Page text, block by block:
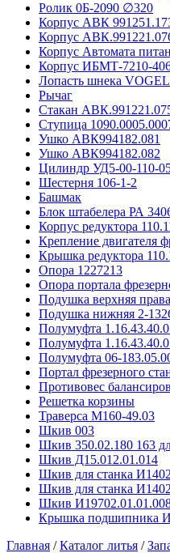
Ролик 0Б-2090 ∅320
Корпус АВК
Корпус
Корпус Автомата
Корпус ИБМТ-7210-
Лопасть шнека
Рычаг
Стакан
Ступица
Ушко АВК994182.081
Ушко АВК994182.082
Цилиндр УД5-00-110-
Шестерня 106-1-2
Башмак
Блок штабелера РА
Корпус редуктора
Крепление двигателя
Крышка редуктора
Опора 1227213
Опора портала
Подушка верхняя
Подушка нижняя 2-
Полумуфта
Полумуфта
Полумуфта 06-
Портал фрезерного
Противовес
Решетка корзины
Траверса М160-49.03
Шкив 003
Шкив 350.02.180 163
Шкив Д15.012.01.014
Шкив для станка
Шкив для станка
Шкив
Крышка подшипника
Главная /Каталог литья /